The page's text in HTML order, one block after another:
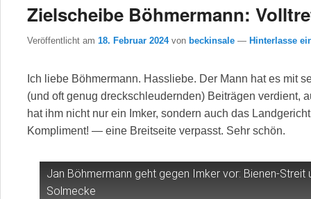
Zielscheibe Böhmermann:
Veröffentlicht am 18. Februar 2024 von beckinsale — Hinterlasse
Ich liebe Böhmermann. Hassliebe. Der Mann hat es mit
(und oft genug dreckschleudernden) Beiträgen verdient,
hat ihm nicht nur ein Imker, sondern auch das
Kompliment! — eine Breitseite verpasst. Sehr schön.
Jan Böhmermann geht gegen Imker vor: Bienen-Streit
Solmecke